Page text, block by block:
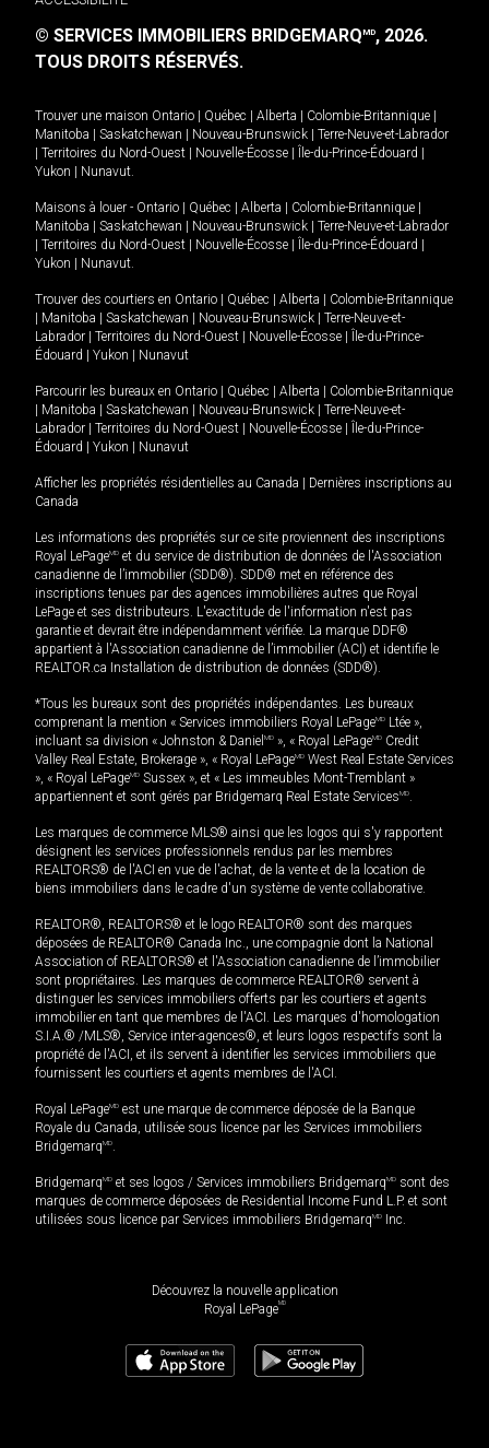
© SERVICES IMMOBILIERS BRIDGEMARQMD, 2026.
TOUS DROITS RÉSERVÉS.
Trouver une maison Ontario | Québec | Alberta | Colombie-Britannique |
Manitoba | Saskatchewan | Nouveau-Brunswick | Terre-Neuve-et-Labrador
| Territoires du Nord-Ouest | Nouvelle-Écosse | Île-du-Prince-Édouard |
Yukon | Nunavut
Maisons à louer - Ontario | Québec | Alberta | Colombie-Britannique |
Manitoba | Saskatchewan | Nouveau-Brunswick | Terre-Neuve-et-Labrador
| Territoires du Nord-Ouest | Nouvelle-Écosse | Île-du-Prince-Édouard |
Yukon | Nunavut
Trouver des courtiers en Ontario | Québec | Alberta | Colombie-Britannique
| Manitoba | Saskatchewan | Nouveau-Brunswick | Terre-Neuve-et-
Labrador | Territoires du Nord-Ouest | Nouvelle-Écosse | Île-du-Prince-
Édouard | Yukon | Nunavut
Parcourir les bureaux en Ontario | Québec | Alberta | Colombie-Britannique
| Manitoba | Saskatchewan | Nouveau-Brunswick | Terre-Neuve-et-
Labrador | Territoires du Nord-Ouest | Nouvelle-Écosse | Île-du-Prince-
Édouard | Yukon | Nunavut
Afficher les propriétés résidentielles au Canada | Dernières inscriptions au
Canada
Les informations des propriétés sur ce site proviennent des inscriptions
Royal LePageMD et du service de distribution de données de l'Association
canadienne de l’immobilier (SDD®). SDD® met en référence des
inscriptions tenues par des agences immobilières autres que Royal
LePage et ses distributeurs. L'exactitude de l'information n'est pas
garantie et devrait être indépendamment vérifiée. La marque DDF®
appartient à l'Association canadienne de l’immobilier (ACI) et identifie le
REALTOR.ca Installation de distribution de données (SDD®).
*Tous les bureaux sont des propriétés indépendantes. Les bureaux
comprenant la mention « Services immobiliers Royal LePageMD Ltée »,
incluant sa division « Johnston & Daniel MD », « Royal LePageMD Credit
Valley Real Estate, Brokerage », « Royal LePageMD West Real Estate Services
», « Royal LePageMD Sussex », et « Les immeubles Mont-Tremblant »
appartiennent et sont gérés par Bridgemarq Real Estate ServicesMD
Les marques de commerce MLS® ainsi que les logos qui s'y rapportent
désignent les services professionnels rendus par les membres
REALTORS® de l'ACI en vue de l'achat, de la vente et de la location de
biens immobiliers dans le cadre d'un système de vente collaborative.
REALTOR®, REALTORS® et le logo REALTOR® sont des marques
déposées de REALTOR® Canada Inc., une compagnie dont la National
Association of REALTORS® et l'Association canadienne de l’immobilier
sont propriétaires. Les marques de commerce REALTOR® servent à
distinguer les services immobiliers offerts par les courtiers et agents
immobilier en tant que membres de l'ACI. Les marques d'homologation
S.I.A.® /MLS®, Service inter-agences®, et leurs logos respectifs sont la
propriété de l'ACI, et ils servent à identifier les services immobiliers que
fournissent les courtiers et agents membres de l'ACI.
Royal LePageMD est une marque de commerce déposée de la Banque
Royale du Canada, utilisée sous licence par les Services immobiliers
BridgemarqMD
BridgemarqMD et ses logos / Services immobiliers BridgemarqMD sont des
marques de commerce déposées de Residential Income Fund L.P. et sont
utilisées sous licence par Services immobiliers BridgemarqMD Inc.
Découvrez la nouvelle application
Royal LePageMD